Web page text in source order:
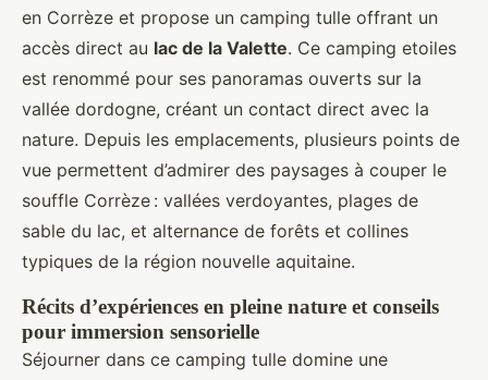
en Corrèze et propose un camping tulle offrant un
accès direct au lac de la Valette. Ce camping etoiles
est renommé pour ses panoramas ouverts sur la
vallée dordogne, créant un contact direct avec la
nature. Depuis les emplacements, plusieurs points de
vue permettent d’admirer des paysages à couper le
souffle Corrèze : vallées verdoyantes, plages de
sable du lac, et alternance de forêts et collines
typiques de la région nouvelle aquitaine.
Récits d’expériences en pleine nature et conseils
pour immersion sensorielle
Séjourner dans ce camping tulle domine une